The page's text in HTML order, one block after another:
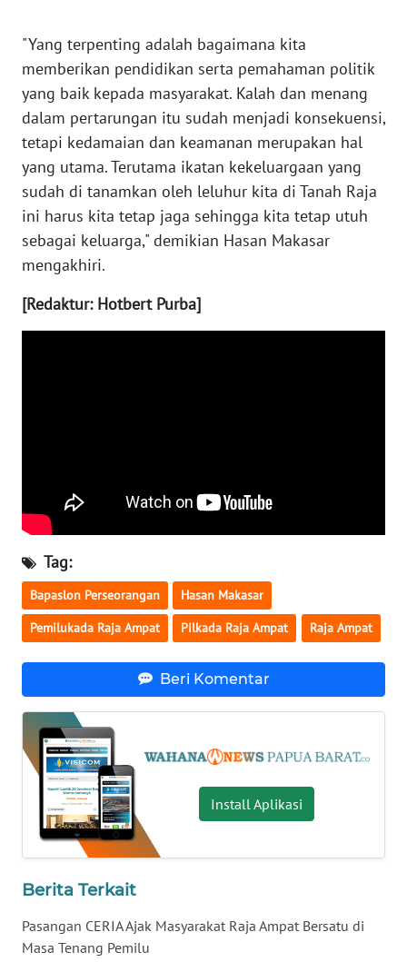
"Yang terpenting adalah bagaimana kita
memberikan pendidikan serta pemahaman politik
yang baik kepada masyarakat. Kalah dan menang
dalam pertarungan itu sudah menjadi konsekuensi,
tetapi kedamaian dan keamanan merupakan hal
yang utama. Terutama ikatan kekeluargaan yang
sudah di tanamkan oleh leluhur kita di Tanah Raja
ini harus kita tetap jaga sehingga kita tetap utuh
sebagai keluarga," demikian Hasan Makasar
mengakhiri.
[Redaktur: Hotbert Purba]
Tag:
Bapaslon Perseorangan Hasan Makasar
Pemilukada Raja Ampat Pilkada Raja Ampat Raja Ampat
Beri Komentar
Install Aplikasi
Berita Terkait
Pasangan CERIA Ajak Masyarakat Raja Ampat Bersatu di
Masa Tenang Pemilu
WN
SULTENG
WN
SULBAR
WN
BABEL
SUMBAR
WN
WN
NUSANTARA
WN
WN
JATIM
WN
BALI
WN
KALBAR
WN
KALTENG